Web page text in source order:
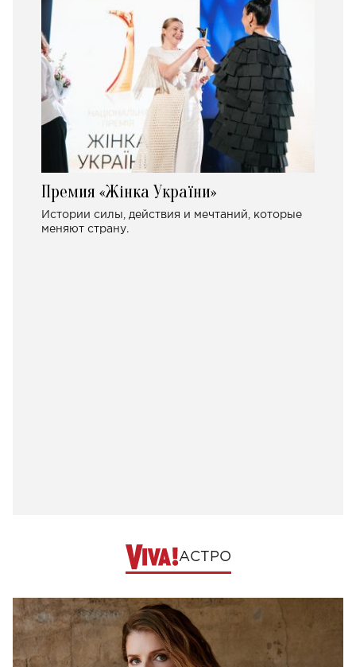
Премия «Жінка України»
Истории силы, действия и мечтаний, которые
меняют страну.
АСТРО